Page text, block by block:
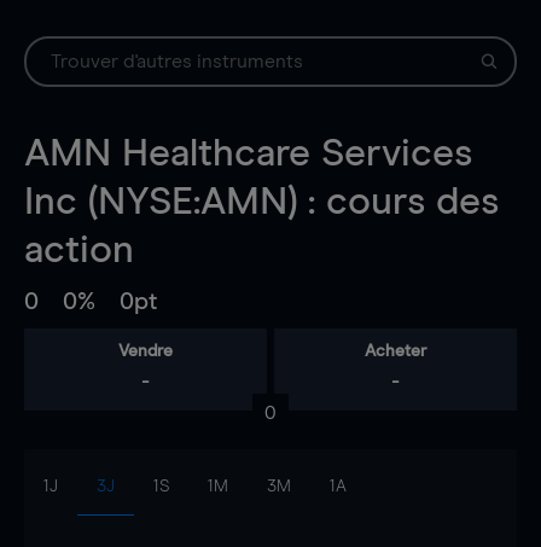
AMN Healthcare Services
Inc (NYSE:AMN) : cours des
action
0 0% 0pt
Vendre
-
Acheter
-
0
1J 3J 1S 1M 3M 1A